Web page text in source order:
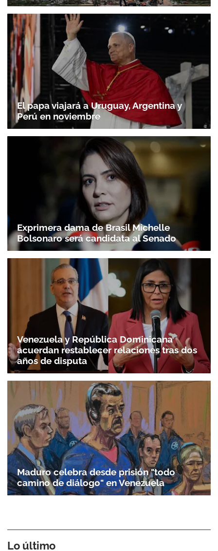
El papa viajará a Uruguay, Argentina y
Perú en noviembre
Exprimera dama de Brasil Michelle
Bolsonaro será candidata al Senado
Venezuela y República Dominicana
acuerdan restablecer relaciones tras dos
años de disputa
Maduro celebra desde prisión "todo
camino de diálogo" en Venezuela
Lo último